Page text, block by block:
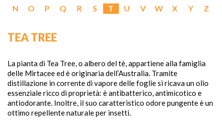
N
O P Q R S T U V W X Y Z
TEA TREE
La pianta di Tea Tree, o albero del tè, appartiene alla famiglia
delle Mirtacee ed è originaria dell’Australia. Tramite
distillazione in corrente di vapore delle foglie si ricava un olio
essenziale ricco di proprietà: è antibatterico, antimicotico e
antiodorante. Inoltre, il suo caratteristico odore pungente è un
ottimo repellente naturale per insetti.